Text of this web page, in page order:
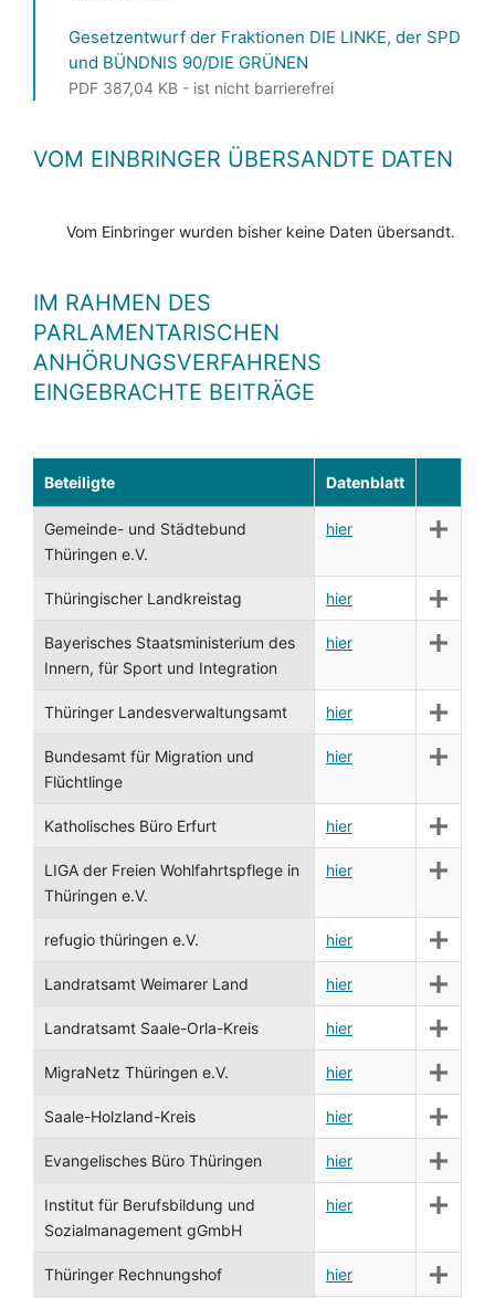
Gesetzentwurf der Fraktionen DIE LINKE, der SPD
und BÜNDNIS 90/DIE GRÜNEN
PDF 387,04 KB - ist nicht barrierefrei
VOM EINBRINGER ÜBERSANDTE DATEN
Vom Einbringer wurden bisher keine Daten übersandt.
IM RAHMEN DES
PARLAMENTARISCHEN
ANHÖRUNGSVERFAHRENS
EINGEBRACHTE BEITRÄGE
Beteiligte Datenblatt
Gemeinde- und Städtebund
Thüringen e.V.
hier
Thüringischer Landkreistag hier
Bayerisches Staatsministerium des
Innern, für Sport und Integration
hier
Thüringer Landesverwaltungsamt hier
Bundesamt für Migration und
Flüchtlinge
hier
Katholisches Büro Erfurt hier
LIGA der Freien Wohlfahrtspflege in
Thüringen e.V.
hier
refugio thüringen e.V. hier
Landratsamt Weimarer Land hier
Landratsamt Saale-Orla-Kreis hier
MigraNetz Thüringen e.V. hier
Saale-Holzland-Kreis hier
Evangelisches Büro Thüringen hier
Institut für Berufsbildung und
Sozialmanagement gGmbH
hier
Thüringer Rechnungshof hier